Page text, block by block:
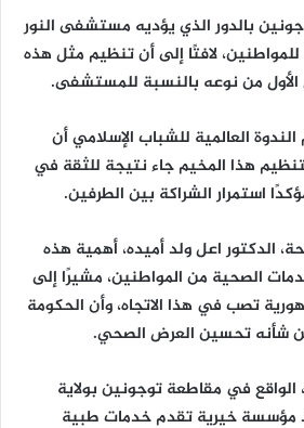
بالدور الذي يؤديه مستشفى النور
لافتًا إلى أن تنظيم مثل هذه
الأول من نوعه بالنسبة للمستشفى.
العالمية للشباب الإسلامي أن
هذا المخيم جاء نتيجة للثقة في
استمرار الشراكة بين الطرفين.
الدكتور اعل ولد أميده، أهمية هذه
الصحية من المواطنين، مشيرًا إلى
تصب في هذا الاتجاه، وأن الحكومة
شأنه تحسين العرض الصحي.
في مقاطعة توجونين بولاية
مؤسسة خيرية تقدم خدمات طبية